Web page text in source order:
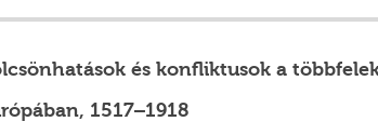
és konfliktusok a
1517–1918